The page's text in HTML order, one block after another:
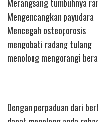
Merangsang tumbuhnya
Mengencangkan payudara
Mencegah osteoporosis
mengobati radang tulang
menolong mengorangi
Dengan perpaduan dari